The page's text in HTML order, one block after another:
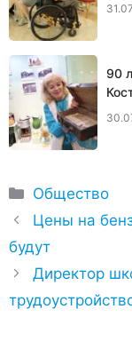
90
Рубрики
Общество
Цены на
будут
Директор